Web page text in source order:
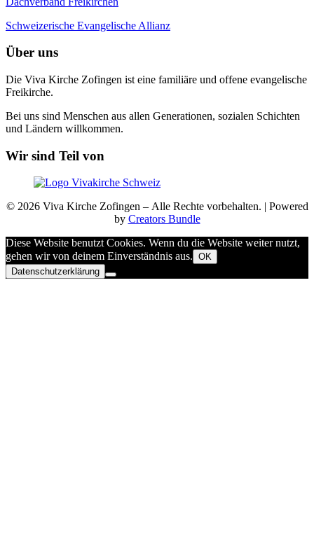
Schweizerische Evangelische Allianz
Über uns
Die Viva Kirche Zofingen ist eine familiäre und offene evangelische
Freikirche.
Bei uns sind Menschen aus allen Generationen, sozialen Schichten
und Ländern willkommen.
Wir sind Teil von
© 2026 Viva Kirche Zofingen – Alle Rechte vorbehalten. | Powered
by Creators Bundle
Diese Website benutzt Cookies. Wenn du die Website weiter nutzt,
gehen wir von deinem Einverständnis aus. OK
Datenschutzerklärung